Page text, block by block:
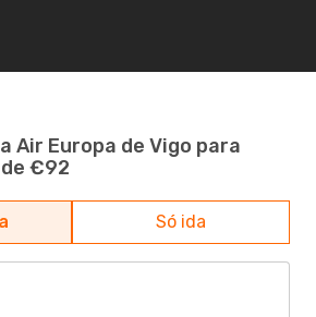
Air Europa de Vigo para
€92
Só ida